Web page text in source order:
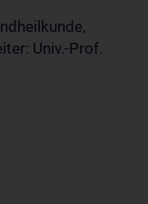
Univ.-Prof.